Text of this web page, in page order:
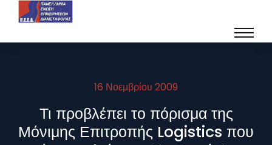
16 Νοεμβρίου 2009
Τι προβλέπει το πόρισμα της
Μόνιμης Επιτροπής Logistics που